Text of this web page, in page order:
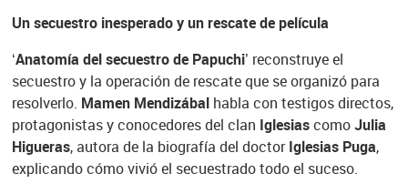
Un secuestro inesperado y un rescate de película
‘Anatomía del secuestro de Papuchi’ reconstruye el
secuestro y la operación de rescate que se organizó para
resolverlo. Mamen Mendizábal habla con testigos directos,
protagonistas y conocedores del clan IglesiascomoJulia
Higueras, autora de la biografía del doctorIglesias Puga,
explicando cómo vivió el secuestrado todo el suceso.